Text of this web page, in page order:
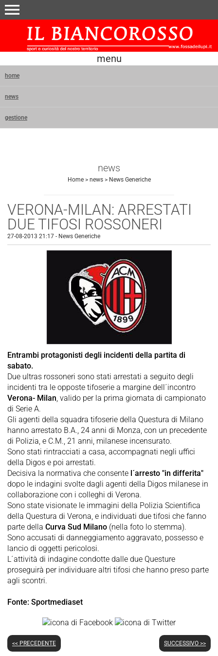
menu
menu
home
news
gestione
news
Home> news> News Generiche
VERONA-MILAN: ARRESTATI
DUE TIFOSI ROSSONERI
27-08-2013 21:17 - News Generiche
Entrambi protagonisti degli incidenti della partita di
sabato.
Due ultras rossoneri sono stati arrestati a seguito degli
incidenti tra le opposte tifoserie a margine dell´incontro
Verona- Milan , valido per la prima giornata di campionato
di Serie A.
Gli agenti della squadra tifoserie della Questura di Milano
hanno arrestato B.A., 24 anni di Monza, con un precedente
di Polizia, e C.M., 21 anni, milanese incensurato.
Sono stati rintracciati a casa, accompagnati negli uffici
della Digos e poi arrestati.
Decisiva la normativa che consente l´arresto "in differita"
dopo le indagini svolte dagli agenti della Digos milanese in
collaborazione con i colleghi di Verona.
Sono state visionate le immagini della Polizia Scientifica
della Questura di Verona, e individuati due tifosi che fanno
parte della Curva Sud Milano (nella foto lo stemma).
Sono accusati di danneggiamento aggravato, possesso e
lancio di oggetti pericolosi.
L´attività di indagine condotte dalle due Questure
proseguirà per individuare altri tifosi che hanno preso parte
agli scontri.
Fonte: Sportmediaset
<< PRECEDENTE SUCCESSIVO >>